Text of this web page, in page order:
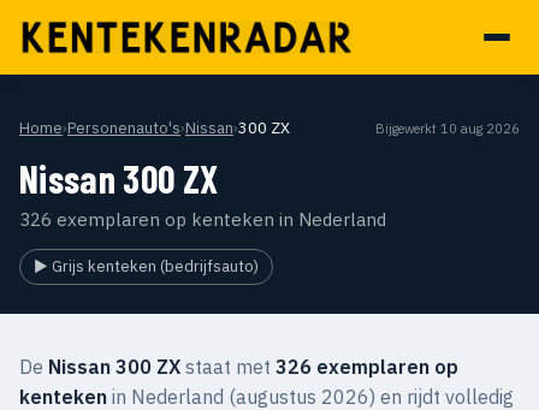
Home›Personenauto's›Nissan›300 ZX Bijgewerkt 10 aug 2026
Nissan 300 ZX
326 exemplaren op kenteken in Nederland
▶ Grijs kenteken (bedrijfsauto)
De Nissan 300 ZX staat met 326 exemplaren op
kenteken in Nederland (augustus 2026) en rijdt volledig